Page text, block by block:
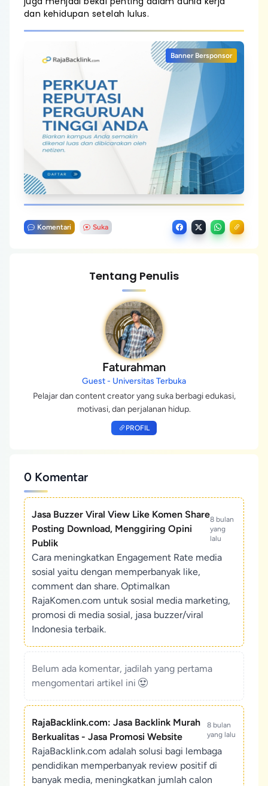
dan kehidupan setelah lulus.
Banner Bersponsor
Komentari Suka
Tentang Penulis
Faturahman
Guest - Universitas Terbuka
Pelajar dan content creator yang suka berbagi edukasi,
motivasi, dan perjalanan hidup.
PROFIL
0 Komentar
Jasa Buzzer Viral View Like Komen Share
Posting Download, Menggiring Opini
Publik
8 bulan
yang
lalu
Cara meningkatkan Engagement Rate media
sosial yaitu dengan memperbanyak like,
comment dan share. Optimalkan
RajaKomen.com untuk sosial media marketing,
promosi di media sosial, jasa buzzer/viral
Indonesia terbaik.
Belum ada komentar, jadilah yang pertama
mengomentari artikel ini
RajaBacklink.com: Jasa Backlink Murah
Berkualitas - Jasa Promosi Website
8 bulan
yang lalu
RajaBacklink.com adalah solusi bagi lembaga
pendidikan memperbanyak review positif di
banyak media, meningkatkan jumlah calon